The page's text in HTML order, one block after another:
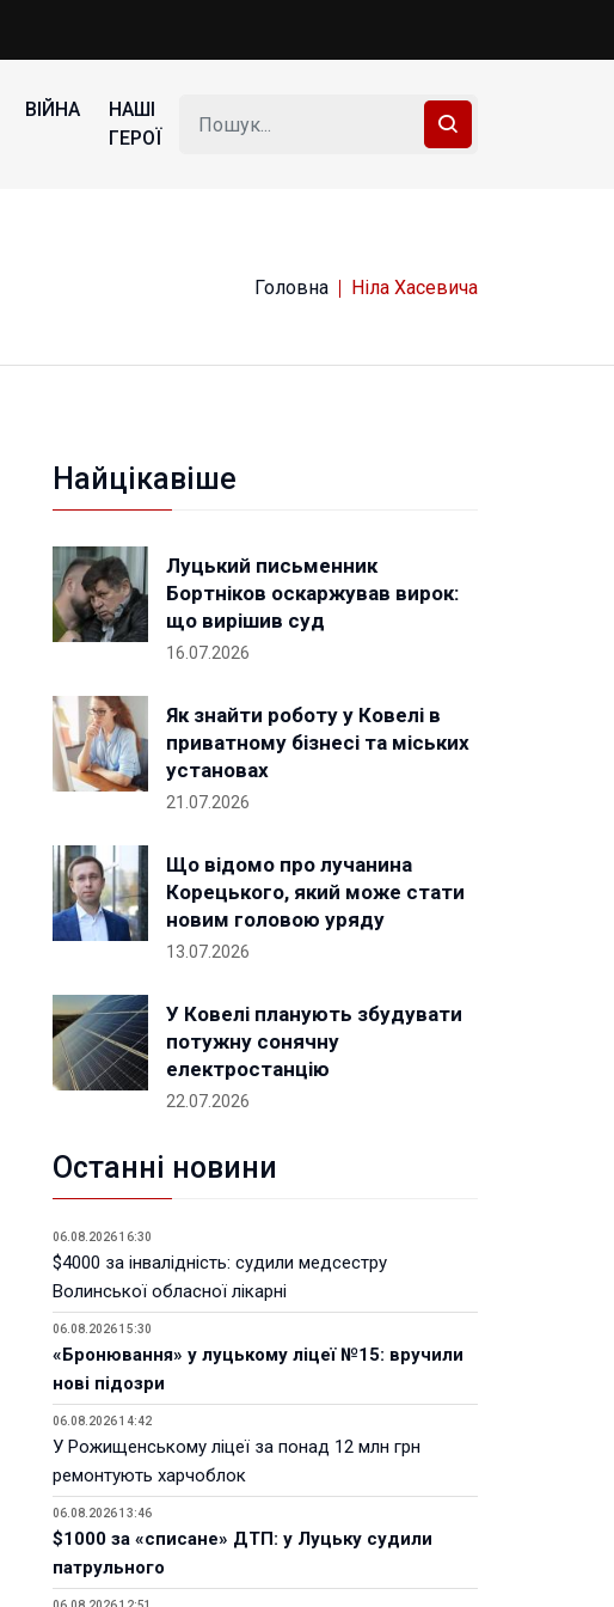
ВІЙНА
НАШІ
ГЕРОЇ
Головна Ніла Хасевича
Найцікавіше
Луцький письменник
Бортніков оскаржував вирок:
що вирішив суд
16.07.2026
Як знайти роботу у Ковелі в
приватному бізнесі та міських
установах
21.07.2026
Що відомо про лучанина
Корецького, який може стати
новим головою уряду
13.07.2026
У Ковелі планують збудувати
потужну сонячну
електростанцію
22.07.2026
Останні новини
06.08.2026 16:30
$4000 за інвалідність: судили медсестру
Волинської обласної лікарні
06.08.2026 15:30
«Бронювання» у луцькому ліцеї №15: вручили
нові підозри
06.08.2026 14:42
У Рожищенському ліцеї за понад 12 млн грн
ремонтують харчоблок
06.08.2026 13:46
$1000 за «списане» ДТП: у Луцьку судили
патрульного